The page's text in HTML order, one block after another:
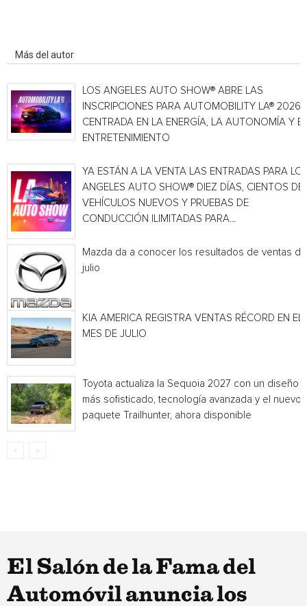
Más del autor
LOS ANGELES AUTO SHOW® ABRE LAS
INSCRIPCIONES PARA AUTOMOBILITY LA® 2026,
CENTRADA EN LA ENERGÍA, LA AUTONOMÍA Y EL
ENTRETENIMIENTO
YA ESTÁN A LA VENTA LAS ENTRADAS PARA
ANGELES AUTO SHOW® DIEZ DÍAS, CIENTOS DE
VEHÍCULOS NUEVOS Y PRUEBAS DE
CONDUCCIÓN ILIMITADAS PARA...
Mazda da a conocer los resultados de ventas de
julio
KIA AMERICA REGISTRA VENTAS RÉCORD EN EL
MES DE JULIO
Toyota actualiza la Sequoia 2027 con un diseño
más sofisticado, tecnología avanzada y el nuevo
paquete Trailhunter, ahora disponible
El Salón de la Fama del
Automóvil anuncia los